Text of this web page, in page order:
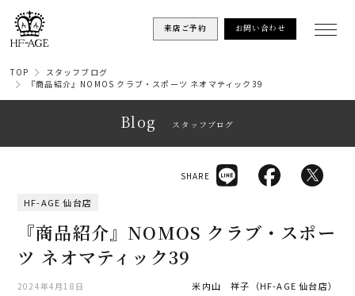
来店ご予約 お問い合わせ
TOP
スタッフブログ
『商品紹介』NOMOS クラブ・スポーツ ネオマティック39
Blog スタッフブログ
HF-AGE 仙台店
『商品紹介』NOMOS クラブ・スポー
ツ ネオマティック39
2024年4月18日 米内山 祥子（HF-AGE 仙台店）
SHARE